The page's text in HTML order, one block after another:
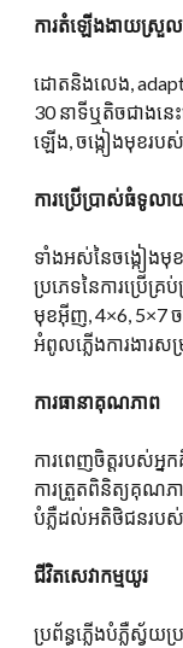
ការតំឡើងងាយស្រួល
ដោតនិងលេង,
30 នាទីឬតិចជាងនេ
ឡើង, ចង្កៀងមុខរប
ការប្រើប្រាស់ធំទូលា
ទាំងអស់នៃចង្កៀងមុ
ប្រភេទនៃការប្រើគ្
មុខអ៊ីញ, 4×6, 5×7 ច
អំពូលភ្លើងការងារ
ការធានាគុណភាព
ការពេញចិត្តរបស់អ្ន
ការត្រួតពិនិត្យគុណភ
បំភ្លឺដល់អតិថិជនរប
ជីវិតសេវាកម្មយូរ
ប្រព័ន្ធភ្លើងបំភ្លឺស្វ័